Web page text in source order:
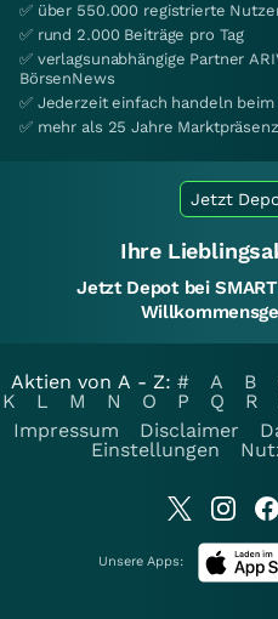
✅ über 550.000 registrierte
✅ rund 2.000 Beiträge pro Tag
✅ verlagsunabhängige Partner
BörsenNews
✅ Jederzeit einfach handeln beim
✅ mehr als 25 Jahre Marktpräsenz
Jetzt
Ihre
Jetzt Depot bei
Aktien von A - Z: # A B
K
L M N O P Q R
Impressum
Disclaimer
Einstellungen
Unsere Apps: